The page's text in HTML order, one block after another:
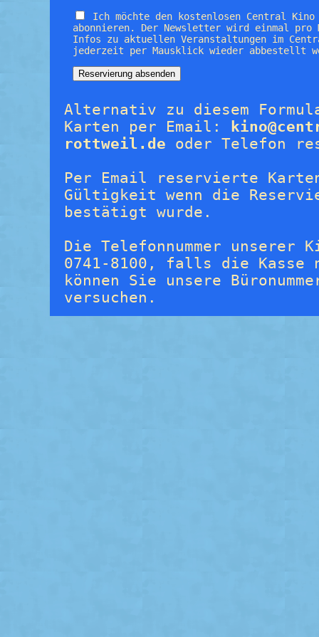
Ich möchte den kostenlosen Central
abonnieren. Der Newsletter wird einmal pro
Infos zu aktuellen Veranstaltungen im
jederzeit per Mausklick wieder abbestellt
Alternativ zu diesem
Karten per Email:
rottweil.de oder Telefon
Per Email reservierte
Gültigkeit wenn die
bestätigt wurde.
Die Telefonnummer unserer
0741-8100, falls die
können Sie unsere
versuchen.